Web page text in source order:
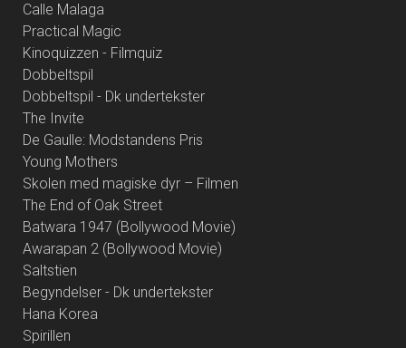
Calle Malaga
Practical Magic
Kinoquizzen - Filmquiz
Dobbeltspil
Dobbeltspil - Dk undertekster
The Invite
De Gaulle: Modstandens Pris
Young Mothers
Skolen med magiske dyr – Filmen
The End of Oak Street
Batwara 1947 (Bollywood Movie)
Awarapan 2 (Bollywood Movie)
Saltstien
Begyndelser - Dk undertekster
Hana Korea
Spirillen